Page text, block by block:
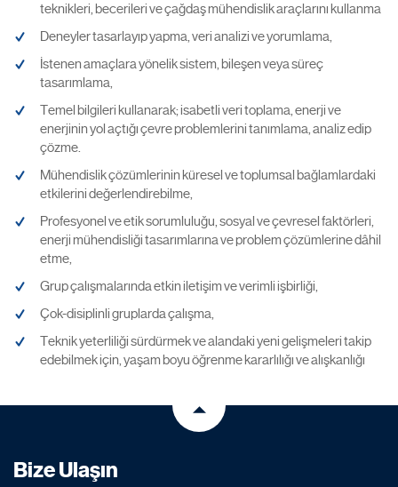
teknikleri, becerileri ve çağdaş mühendislik araçlarını kullanma
Deneyler tasarlayıp yapma, veri analizi ve yorumlama,
İstenen amaçlara yönelik sistem, bileşen veya süreç
tasarımlama,
Temel bilgileri kullanarak; isabetli veri toplama, enerji ve
enerjinin yol açtığı çevre problemlerini tanımlama, analiz edip
çözme.
Mühendislik çözümlerinin küresel ve toplumsal bağlamlardaki
etkilerini değerlendirebilme,
Profesyonel ve etik sorumluluğu, sosyal ve çevresel faktörleri,
enerji mühendisliği tasarımlarına ve problem çözümlerine dâhil
etme,
Grup çalışmalarında etkin iletişim ve verimli işbirliği,
Çok-disiplinli gruplarda çalışma,
Teknik yeterliliği sürdürmek ve alandaki yeni gelişmeleri takip
edebilmek için, yaşam boyu öğrenme kararlılığı ve alışkanlığı
Bize Ulaşın